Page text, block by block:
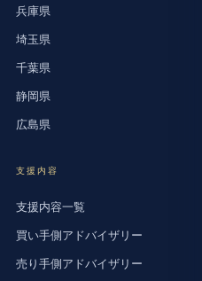
兵庫県
埼玉県
千葉県
静岡県
広島県
支援内容
支援内容一覧
買い手側アドバイザリー
売り手側アドバイザリー